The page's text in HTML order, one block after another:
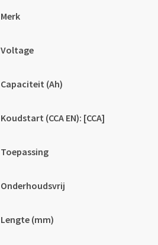
Merk
Voltage
Capaciteit (Ah)
Koudstart (CCA EN): [CCA]
Toepassing
Onderhoudsvrij
Lengte (mm)